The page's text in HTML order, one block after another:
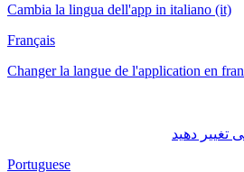
Cambia la lingua dell'app in italiano (it)
Français
Changer la langue de l'application en
Portuguese